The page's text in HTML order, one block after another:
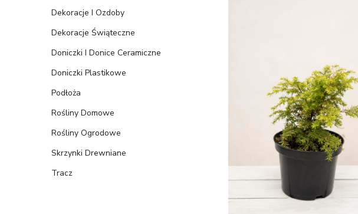
Dekoracje I Ozdoby
Dekoracje Świąteczne
Doniczki I Donice Ceramiczne
Doniczki Plastikowe
Podłoża
Rośliny Domowe
Rośliny Ogrodowe
Skrzynki Drewniane
Tracz